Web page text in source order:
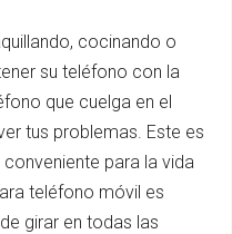
cocinando o
su teléfono con la
que cuelga en el
tus problemas. Este es
para la vida
teléfono móvil es
girar en todas las